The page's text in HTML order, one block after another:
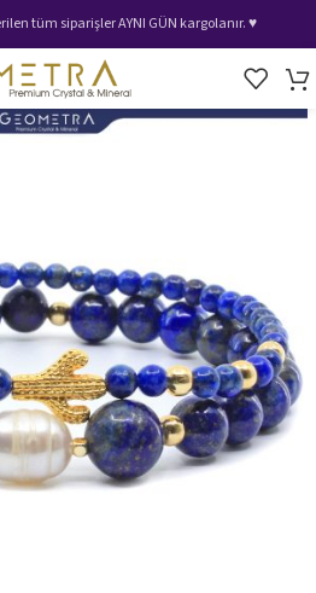
tüm siparişler AYNI GÜN kargolanır. ♥️